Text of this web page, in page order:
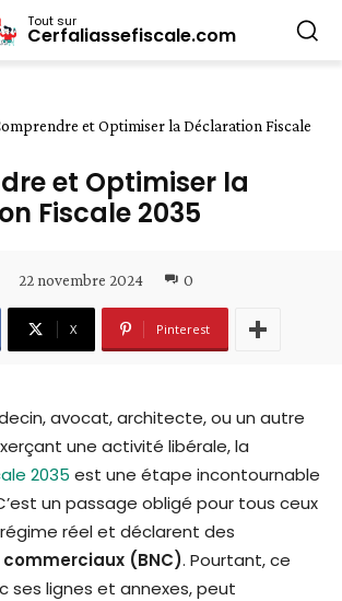
Tout sur
Cerfaliassefiscale.com
et Optimiser la Déclaration Fiscale
et Optimiser la
Fiscale 2035
22 novembre 2024 0
X Pinterest
avocat, architecte, ou un autre
une activité libérale, la
2035 est une étape incontournable
un passage obligé pour tous ceux
réel et déclarent des
(BNC). Pourtant, ce
ses lignes et annexes, peut